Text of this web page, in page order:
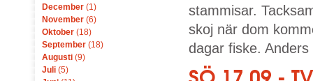
December (1)
November (6)
Oktober (18)
September (18)
Augusti (9)
Juli (5)
stammisar.
skoj när dom
dagar fiske.